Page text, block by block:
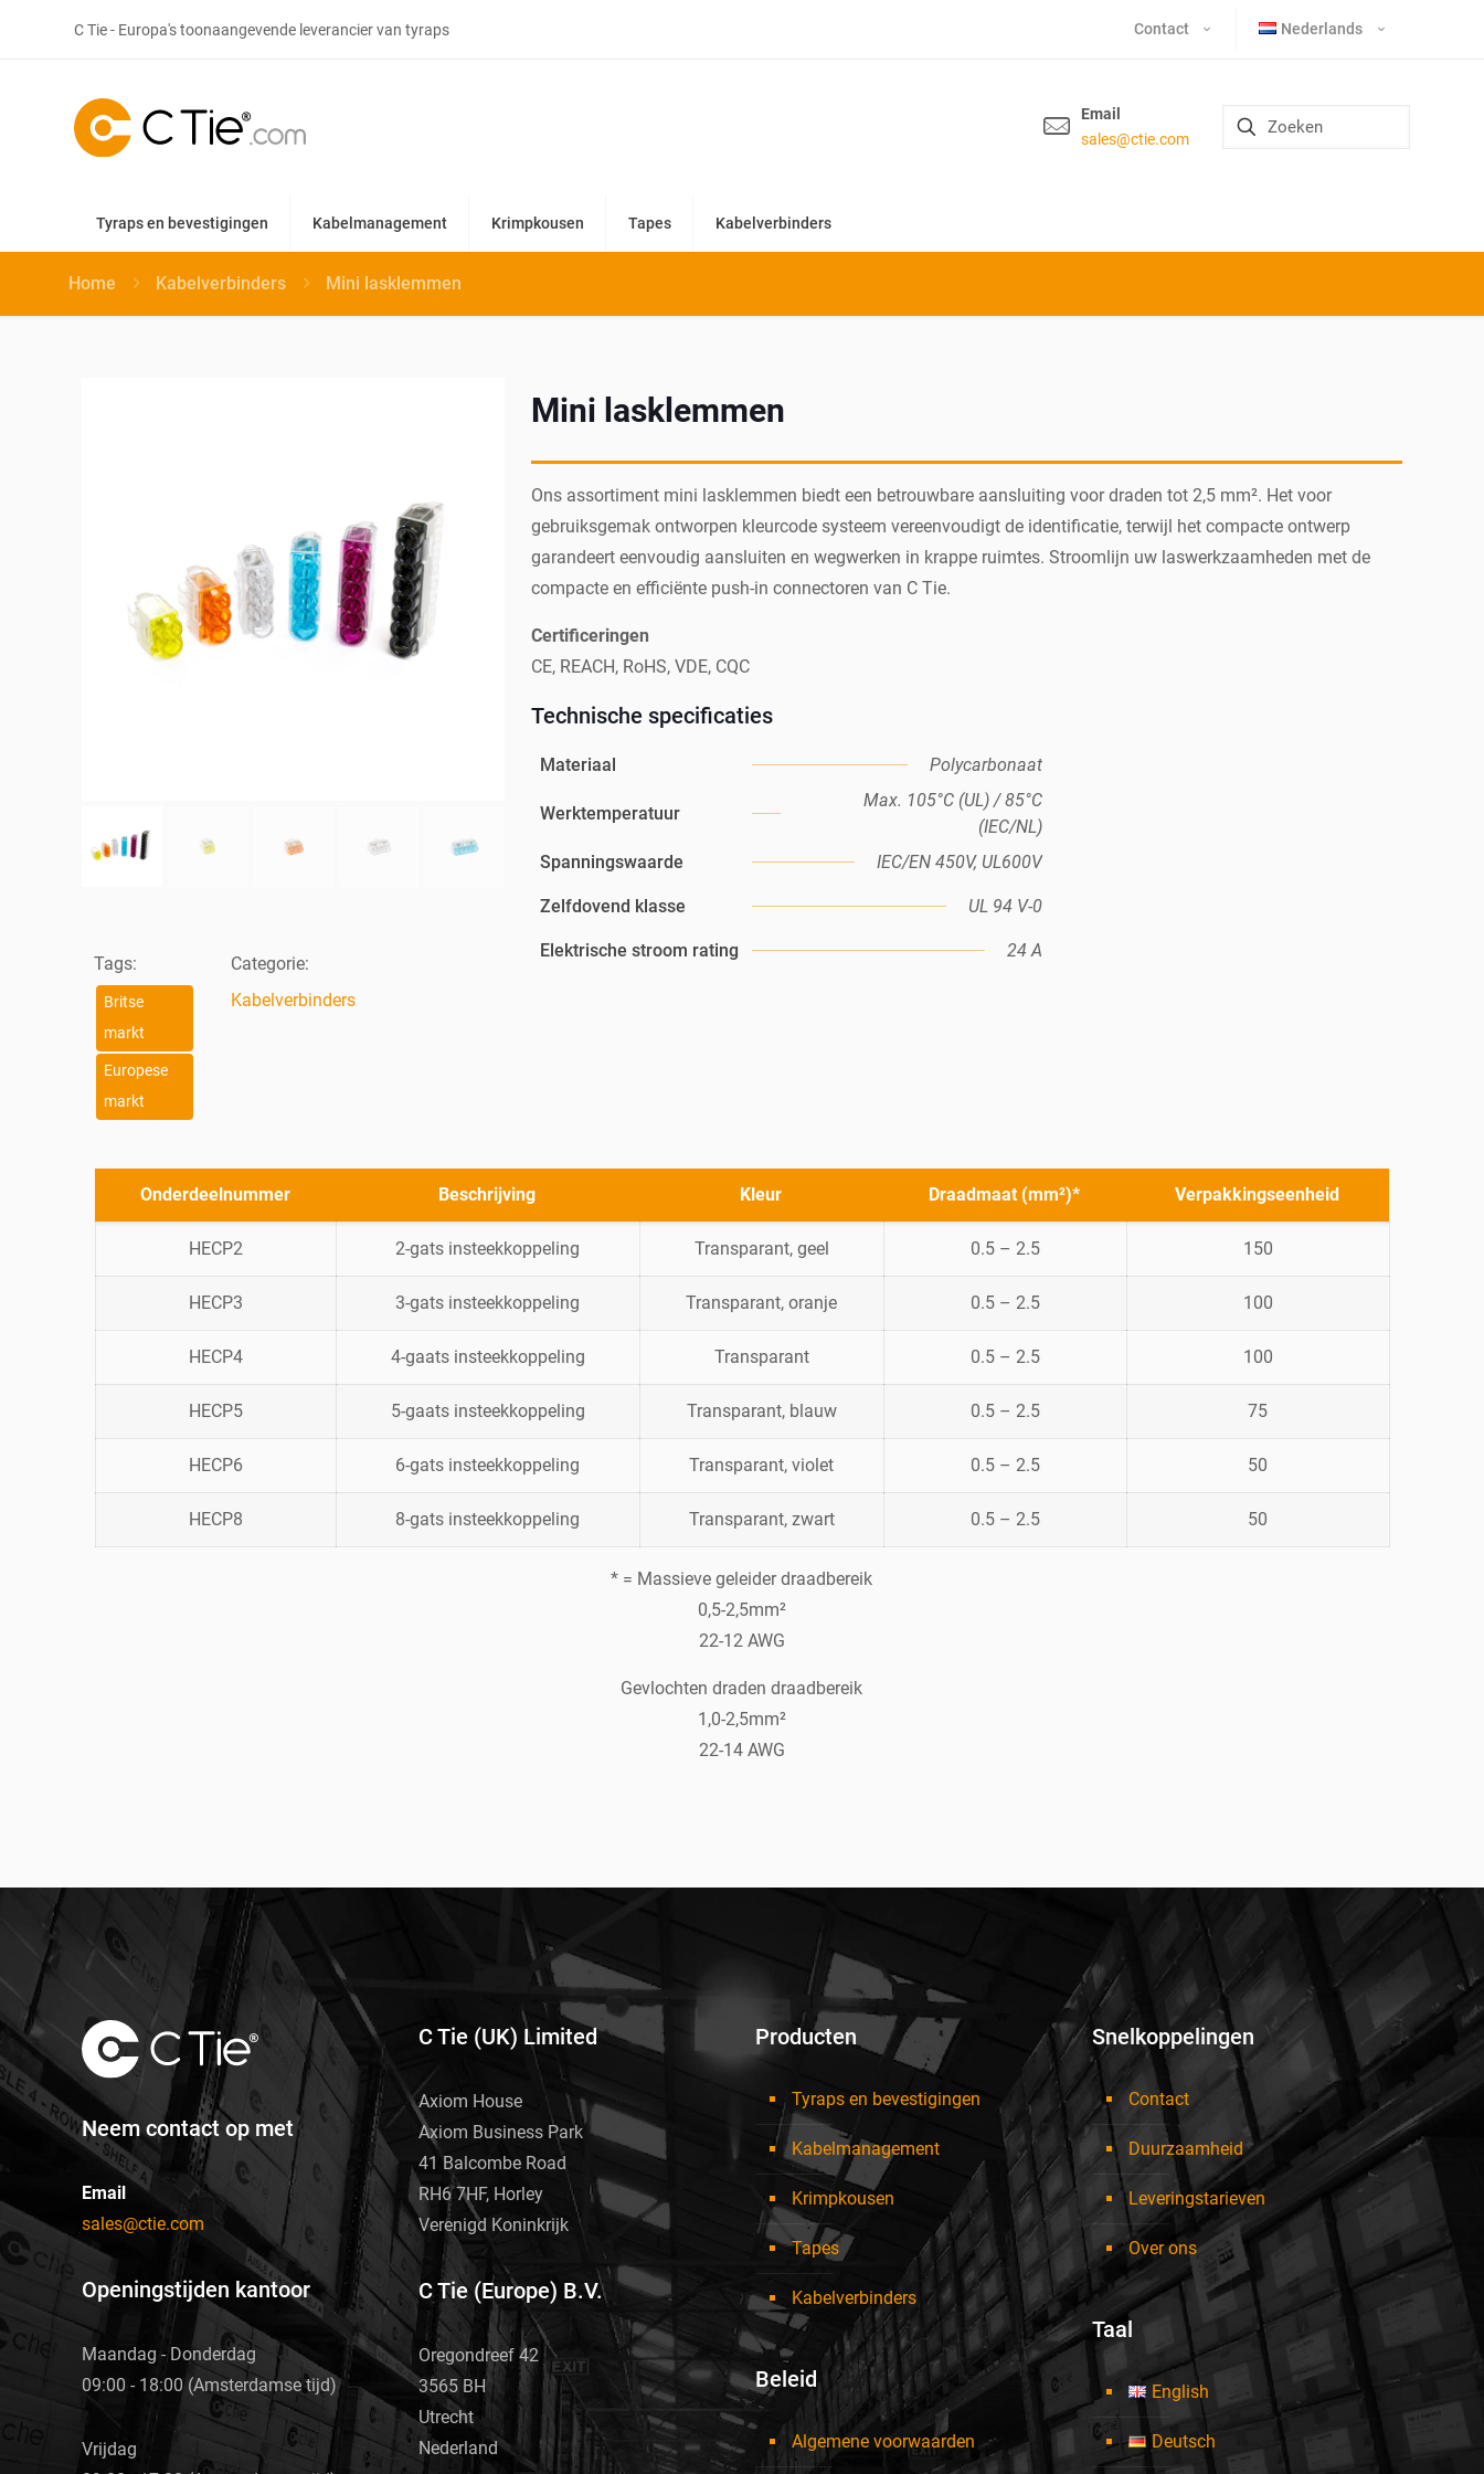
C Tie - Europa's toonaangevende leverancier van tyraps Contact Nederlands
Email
sales@ctie.com
Tyraps en bevestigingen Kabelmanagement Krimpkousen Tapes Kabelverbinders
Home Kabelverbinders Mini lasklemmen
Tags:
Britse
markt
Europese
markt
Categorie:
Kabelverbinders
Mini lasklemmen
Ons assortiment mini lasklemmen biedt een betrouwbare aansluiting voor draden tot 2,5 mm². Het voor
gebruiksgemak ontworpen kleurcode systeem vereenvoudigt de identificatie, terwijl het compacte ontwerp
garandeert eenvoudig aansluiten en wegwerken in krappe ruimtes. Stroomlijn uw laswerkzaamheden met de
compacte en efficiënte push-in connectoren van C Tie.
Certificeringen
CE, REACH, RoHS, VDE, CQC
Technische specificaties
Materiaal Polycarbonaat
Werktemperatuur
Max. 105°C (UL) / 85°C
(IEC/NL)
Spanningswaarde
IEC/EN 450V, UL600V
Zelfdovend klasse UL 94 V-0
Elektrische stroom rating 24 A
Onderdeelnummer Beschrijving Kleur Draadmaat (mm²)* Verpakkingseenheid
HECP2 2-gats insteekkoppeling Transparant, geel 0.5 – 2.5 150
HECP3 3-gats insteekkoppeling Transparant, oranje 0.5 – 2.5 100
HECP4 4-gaats insteekkoppeling Transparant 0.5 – 2.5 100
HECP5 5-gaats insteekkoppeling Transparant, blauw 0.5 – 2.5 75
HECP6 6-gats insteekkoppeling Transparant, violet 0.5 – 2.5 50
HECP8 8-gats insteekkoppeling Transparant, zwart 0.5 – 2.5 50
* = Massieve geleider draadbereik
0,5-2,5mm²
22-12 AWG
Gevlochten draden draadbereik
1,0-2,5mm²
22-14 AWG
Neem contact op met
Email
sales@ctie.com
Openingstijden kantoor
Maandag - Donderdag
09:00 - 18:00 (Amsterdamse tijd)
Vrijdag
C Tie (UK) Limited
Axiom House
Axiom Business Park
41 Balcombe Road
RH6 7HF, Horley
Verenigd Koninkrijk
C Tie (Europe) B.V.
Oregondreef 42
3565 BH
Utrecht
Nederland
Producten
Tyraps en bevestigingen
Kabelmanagement
Krimpkousen
Tapes
Kabelverbinders
Beleid
Algemene voorwaarden
Snelkoppelingen
Contact
Duurzaamheid
Leveringstarieven
Over ons
Taal
English
Deutsch